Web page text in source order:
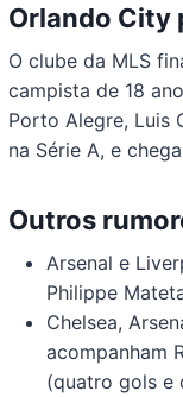
Orlando City
O clube da MLS
campista de 18
Porto Alegre, Luis
na Série A, e
Outros
Arsenal e
Philippe
Chelsea,
acompanham
(quatro gols e